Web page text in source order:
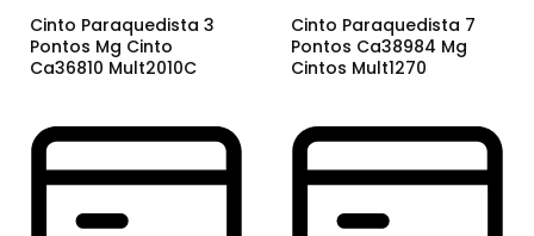
Cinto Paraquedista 3
Pontos Mg Cinto
Ca36810 Mult2010C
Cinto Paraquedista 7
Pontos Ca38984 Mg
Cintos Mult1270